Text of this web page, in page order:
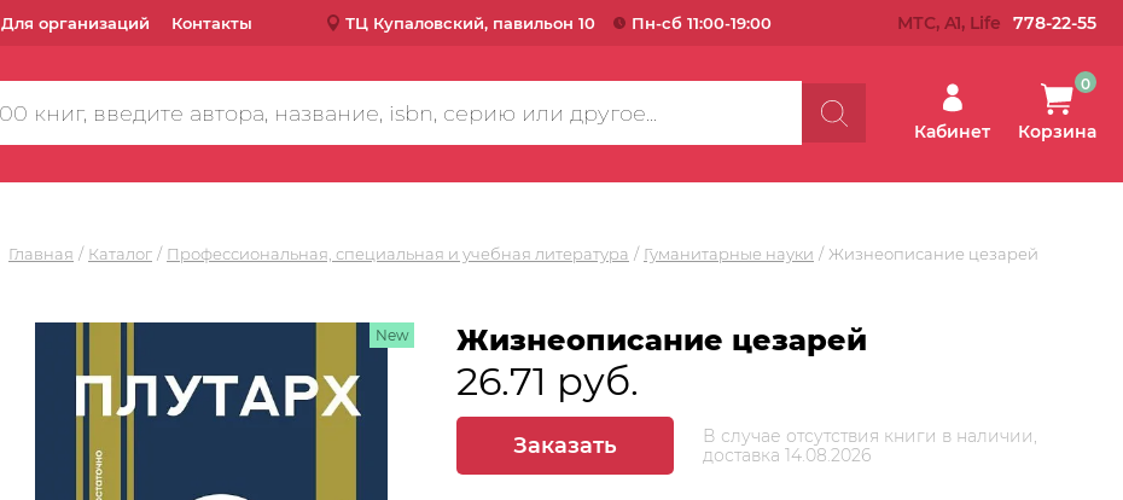
Для организаций Контакты ТЦ Купаловский, павильон 10 Пн-сб 11:00-19:00 МТС, A1, Life 778-22-55
Кабинет Корзина
0
Главная Каталог Профессиональная, специальная и учебная литература Гуманитарные науки Жизнеописание цезарей
New Жизнеописание цезарей
26.71 руб.
Заказать
В случае отсутствия книги в наличии,
доставка 14.08.2026